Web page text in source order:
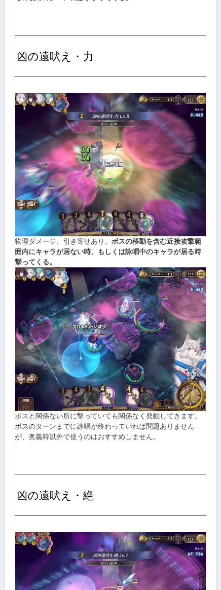
凶の遠吠え・力
物理ダメージ、引き寄せあり。 ボスの移動を含む近接攻撃範
囲内にキャラが居ない時、もしくは詠唱中のキャラが居る時
撃ってくる。
ボスと関係ない所に撃っていても関係なく発動してきます。
ボスのターンまでに詠唱が終わっていれば問題ありません
が、奥義時以外で使うのはおすすめしません。
凶の遠吠え・絶